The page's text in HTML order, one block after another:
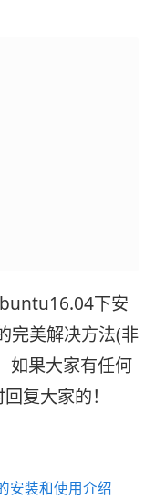
下安
完美解决方法(非
如果大家有任何
复大家的！
安装和使用介绍